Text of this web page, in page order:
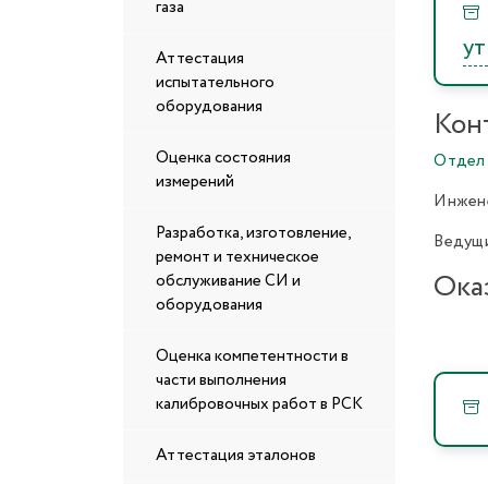
газа
Аттестация
испытательного
оборудования
Оценка состояния
измерений
Разработка, изготовление,
ремонт и техническое
обслуживание СИ и
оборудования
Оценка компетентности в
части выполнения
калибровочных работ в РСК
Аттестация эталонов
Отдел